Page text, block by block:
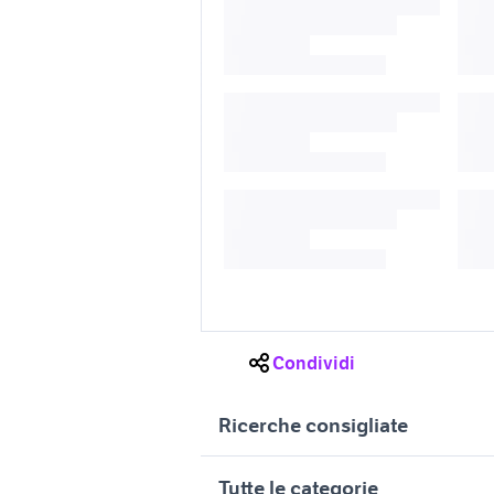
Condividi
Ricerche consigliate
porte torino
Tutte le categorie